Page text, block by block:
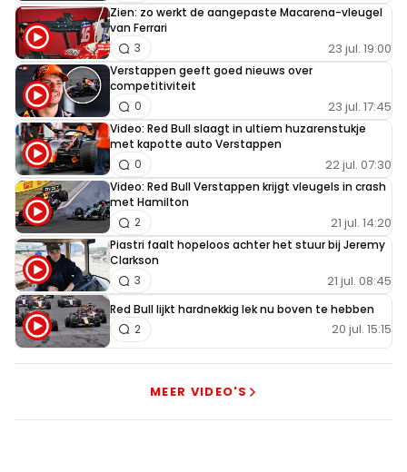
Zien: zo werkt de aangepaste Macarena-vleugel
van Ferrari
23 jul. 19:00
3
Verstappen geeft goed nieuws over
competitiviteit
23 jul. 17:45
0
Video: Red Bull slaagt in ultiem huzarenstukje
met kapotte auto Verstappen
22 jul. 07:30
0
Video: Red Bull Verstappen krijgt vleugels in crash
met Hamilton
21 jul. 14:20
2
Piastri faalt hopeloos achter het stuur bij Jeremy
Clarkson
21 jul. 08:45
3
Red Bull lijkt hardnekkig lek nu boven te hebben
20 jul. 15:15
2
MEER VIDEO'S